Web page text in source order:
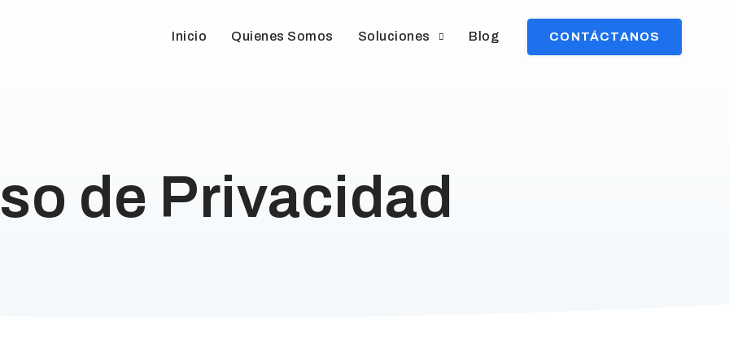
Inicio Quienes Somos Soluciones Blog CONTÁCTANOS
de Privacidad